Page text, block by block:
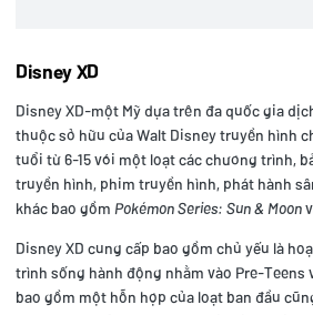
Disney XD
Disney XD-một Mỹ dựa trên đa quốc gia
thuộc sở hữu của Walt Disney truyền hình
tuổi từ 6-15 với một loạt các chương trình,
truyền hình, phim truyền hình, phát hành
khác bao gồm Pokémon Series: Sun & Moon
Disney XD cung cấp bao gồm chủ yếu là
trình sống hành động nhằm vào Pre-Teens
bao gồm một hỗn hợp của loạt ban đầu